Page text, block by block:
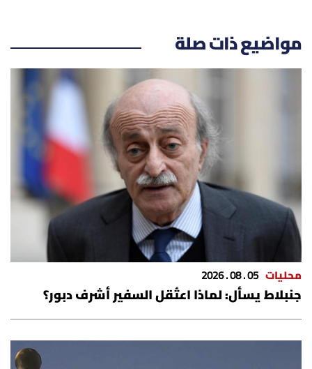
مواضيع ذات صلة
محليات 05 . 08 . 2026
جنبلاط يسأل: لماذا اعتُقل السفير أشرف دبور؟